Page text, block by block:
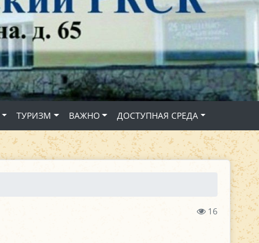
ТУРИЗМ ВАЖНО ДОСТУПНАЯ СРЕДА
16